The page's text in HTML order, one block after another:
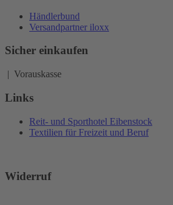
Händlerbund
Versandpartner iloxx
Sicher einkaufen
| Vorauskasse
Links
Reit- und Sporthotel Eibenstock
Textilien für Freizeit und Beruf
Widerruf